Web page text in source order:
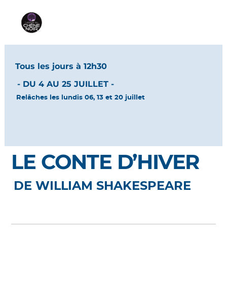
Tous les jours à 12h30
- DU 4 AU 25 JUILLET -
Relâches les lundis 06, 13 et 20 juillet
LE CONTE D’HIVER
DE WILLIAM SHAKESPEARE